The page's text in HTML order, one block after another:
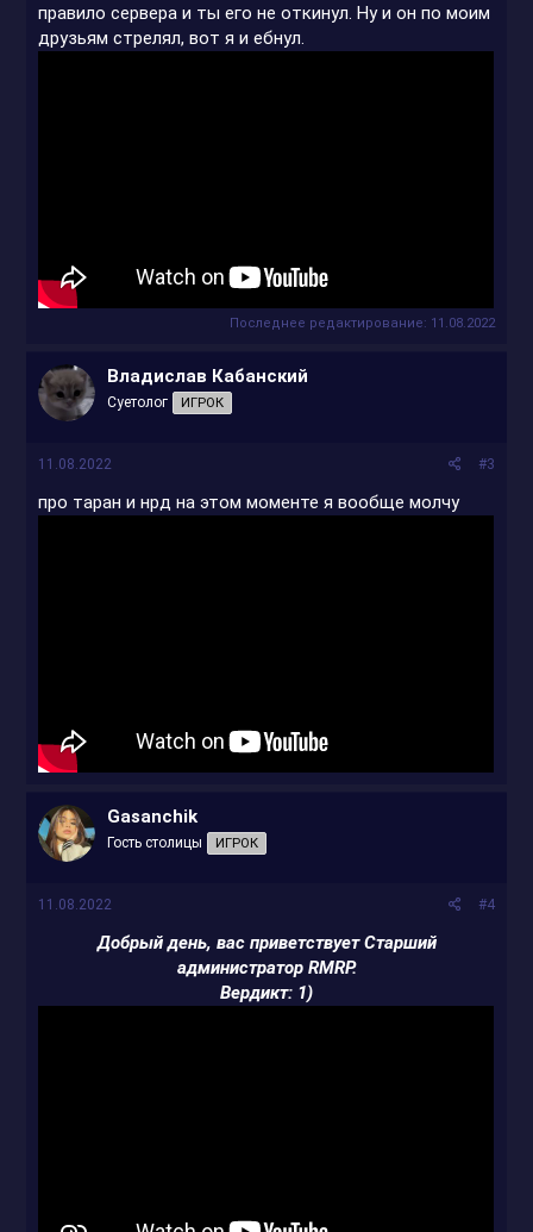
правило сервера и ты его не откинул. Ну и он по моим
друзьям стрелял, вот я и ебнул.
Последнее редактирование: 11.08.2022
Владислав Кабанский
Суетолог ИГРОК
11.08.2022 #3
про таран и нрд на этом моменте я вообще молчу
Gasanchik
Гость столицы ИГРОК
11.08.2022 #4
Добрый день, вас приветствует Старший
администратор RMRP.
Вердикт: 1)